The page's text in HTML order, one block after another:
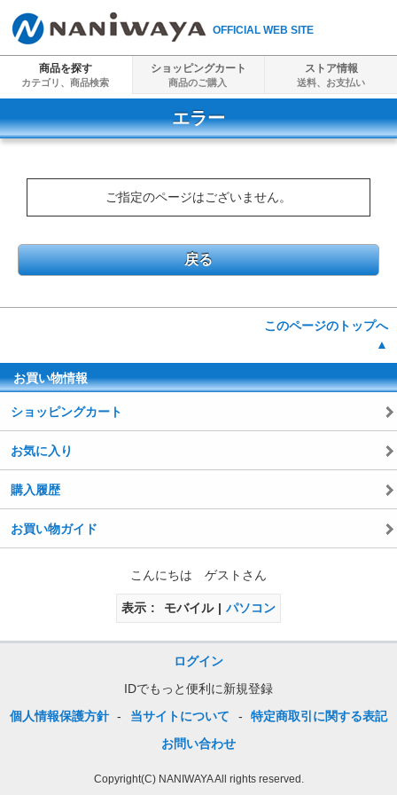
OFFICIAL WEB SITE
商品を探す
カテゴリ、商品検索
ショッピングカート
商品のご購入
ストア情報
送料、 お支払い
エラー
ご指定のページはございません。
戻る
このページのトップへ
▲
お買い物情報
ショッピングカート
お気に入り
購入履歴
お買い物ガイド
こんにちは ゲストさん
表示 モバイル パソコン
ログイン
IDでもっと便利に新規登録
個人情報保護方針 - 当サイトについて -
特定商取引に関する表記
お問い合わせ
Copyright(C) NANIWAYA All rights reserved.